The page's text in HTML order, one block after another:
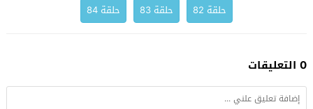
حلقة 82
حلقة 83 حلقة 84
0 التعليقات